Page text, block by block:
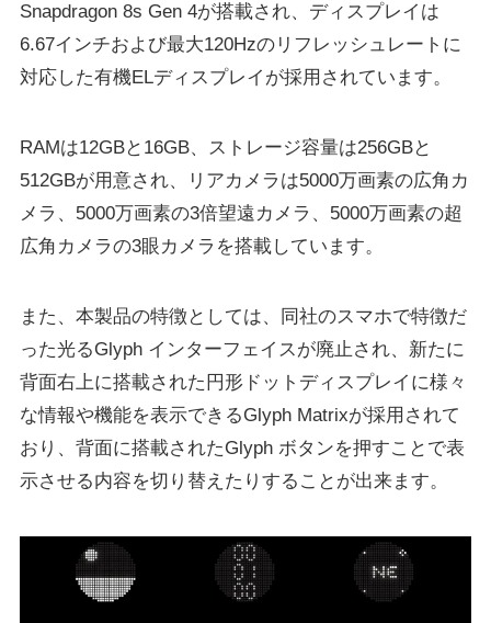
Snapdragon 8s Gen 4が搭載され、ディスプレイは
6.67インチおよび最大120Hzのリフレッシュレートに
対応した有機ELディスプレイが採用されています。
RAMは12GBと16GB、ストレージ容量は256GBと
512GBが用意され、リアカメラは5000万画素の広角カ
メラ、5000万画素の3倍望遠カメラ、5000万画素の超
広角カメラの3眼カメラを搭載しています。
また、本製品の特徴としては、同社のスマホで特徴だ
った光るGlyph インターフェイスが廃止され、新たに
背面右上に搭載された円形ドットディスプレイに様々
な情報や機能を表示できるGlyph Matrixが採用されて
おり、背面に搭載されたGlyph ボタンを押すことで表
示させる内容を切り替えたりすることが出来ます。